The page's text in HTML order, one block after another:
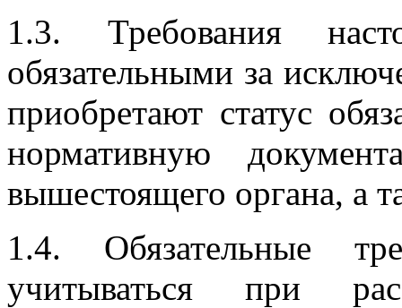
1.3. Требования
обязательными за
приобретают статус
нормативную
вышестоящего органа, а
1.4. Обязательные
учитываться при